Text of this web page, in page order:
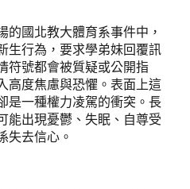
的國北教大體育系事件中，
生行為，要求學弟妹回覆訊
符號都會被質疑或公開指
高度焦慮與恐懼。表面上這
是一種權力凌駕的衝突。長
能出現憂鬱、失眠、自尊受
失去信心。